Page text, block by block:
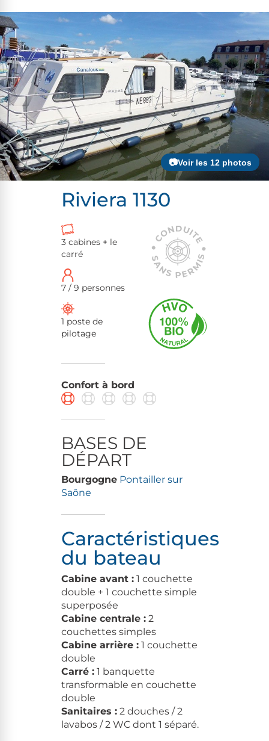
Riviera 1130
3 cabines + le
carré
7 / 9 personnes
1 poste de
pilotage
Confort à bord
BASES DE
DÉPART
Bourgogne Pontailler sur
Saône
Caractéristiques
du bateau
Cabine avant : 1 couchette
double + 1 couchette simple
superposée
Cabine centrale : 2
couchettes simples
Cabine arrière : 1 couchette
double
Carré : 1 banquette
transformable en couchette
double
Sanitaires : 2 douches / 2
lavabos / 2 WC dont 1 séparé.
📷Voir les 12 photos